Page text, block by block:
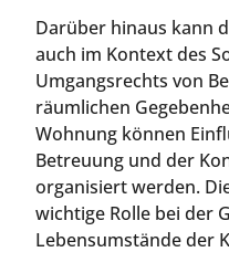
Darüber hinaus kann
auch im Kontext des
Umgangsrechts von
räumlichen
Wohnung können
Betreuung und der
organisiert werden.
wichtige Rolle bei der
Lebensumstände der